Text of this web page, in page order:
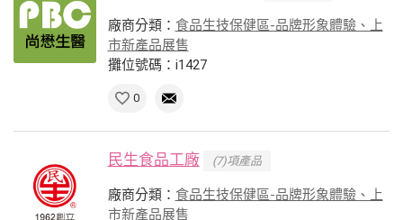
廠商分類： 食品生技保健區-品牌形象體驗、上
市新產品展售
攤位號碼：i1427
0
民生食品工廠 (7)項產品
廠商分類： 食品生技保健區-品牌形象體驗、上
市新產品展售